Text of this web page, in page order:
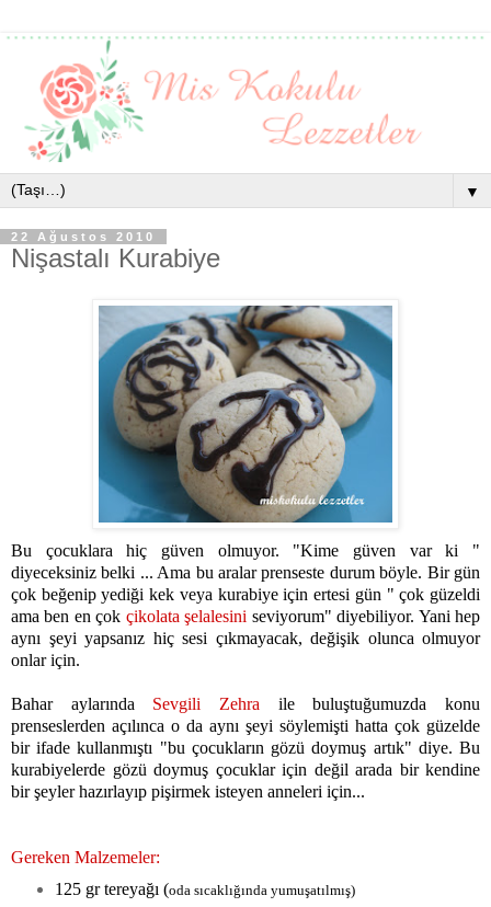
▼
22 Ağustos 2010
Nişastalı Kurabiye
Bu çocuklara hiç güven olmuyor. "Kime güven var ki "
diyeceksiniz belki ... Ama bu aralar prenseste durum böyle. Bir gün
çok beğenip yediği kek veya kurabiye için ertesi gün " çok güzeldi
ama ben en çok çikolata şelalesini seviyorum" diyebiliyor. Yani hep
aynı şeyi yapsanız hiç sesi çıkmayacak, değişik olunca olmuyor
onlar için.
Bahar aylarında Sevgili Zehra
ile buluştuğumuzda konu
prenseslerden açılınca o da aynı şeyi söylemişti hatta çok güzelde
bir ifade kullanmıştı "bu çocukların gözü doymuş artık" diye. Bu
kurabiyelerde gözü doymuş çocuklar için değil arada bir kendine
bir şeyler hazırlayıp pişirmek isteyen anneleri için...
Gereken Malzemeler:
125 gr tereyağı (oda sıcaklığında yumuşatılmış)